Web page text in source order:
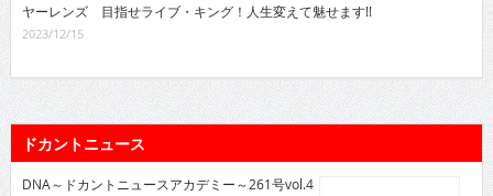
ヤーレンズ 目指せライブ・キング！人生変えて魅せます!!
2023/12/15
ドカントニュース
DNA～ドカントニュースアカデミー～261号vol.4